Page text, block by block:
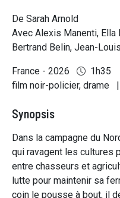
De Sarah Arnold
Avec Alexis Manenti, Ella
Bertrand Belin, Jean-
France - 2026
1h35
film noir-policier, drame
|
Synopsis
Dans la campagne du
qui ravagent les cultures
entre chasseurs et
lutte pour maintenir sa
coin le pousse à bout, il